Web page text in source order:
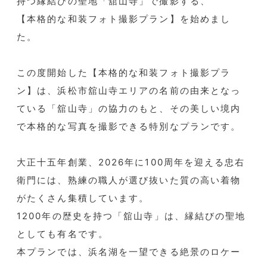
【本格的な和装フォト撮影プラン】を始めまし
た。
この度開始した【本格的な和装フォト撮影プラ
ン】は、浜松市舘山寺エリアの名前の由来となっ
ている「舘山寺」の協力のもと、その美しい境内
で本格的な写真を撮影できる特別なプランです。
大正十五年創業、2026年に100周年を迎える忠右
衛門には、熟練の職人が選び抜いた質の高い着物
がたくさん集積しています。
1200年の歴史を持つ「舘山寺」は、縁結びの聖地
としても有名です。
本プランでは、浜名湖を一望できる絶景のロケー